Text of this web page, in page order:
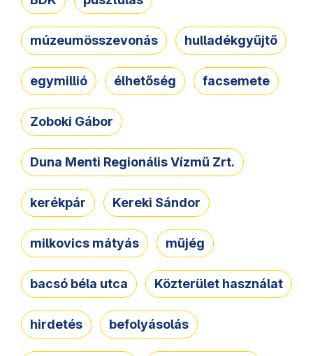
múzeumösszevonás hulladékgyűjtő
egymillió élhetőség facsemete
Zoboki Gábor
Duna Menti Regionális Vízmű Zrt.
kerékpár Kereki Sándor
milkovics mátyás műjég
bacsó béla utca Közterület használat
hirdetés befolyásolás